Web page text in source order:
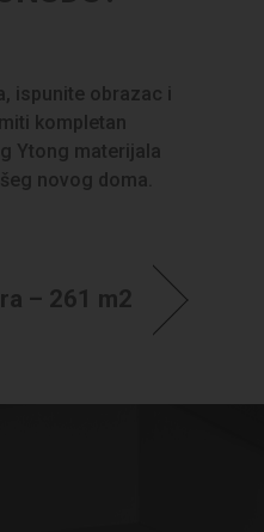
ispunite obrazac i
kompletan
Ytong materijala
novog doma.
– 261 m2